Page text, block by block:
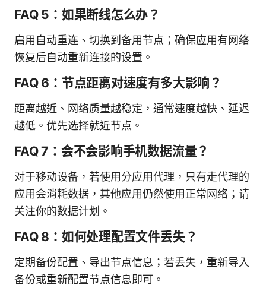
FAQ 5：如果断线怎么办？
启用自动重连、切换到备用节点；确保应用有网络
恢复后自动重新连接的设置。
FAQ 6：节点距离对速度有多大影响？
距离越近、网络质量越稳定，通常速度越快、延迟
越低。优先选择就近节点。
FAQ 7：会不会影响手机数据流量？
对于移动设备，若使用分应用代理，只有走代理的
应用会消耗数据，其他应用仍然使用正常网络；请
关注你的数据计划。
FAQ 8：如何处理配置文件丢失？
定期备份配置、导出节点信息；若丢失，重新导入
备份或重新配置节点信息即可。